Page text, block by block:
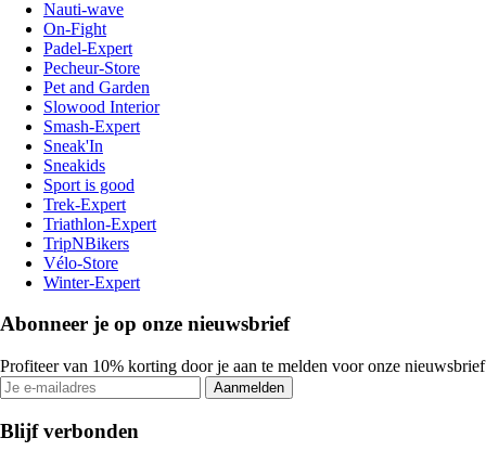
Nauti-wave
On-Fight
Padel-Expert
Pecheur-Store
Pet and Garden
Slowood Interior
Smash-Expert
Sneak'In
Sneakids
Sport is good
Trek-Expert
Triathlon-Expert
TripNBikers
Vélo-Store
Winter-Expert
Abonneer je op onze nieuwsbrief
Profiteer van 10% korting door je aan te melden voor onze nieuwsbrief
Aanmelden
Blijf verbonden